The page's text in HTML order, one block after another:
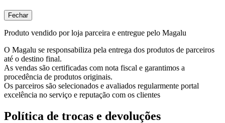
Fechar
Produto vendido por loja parceira e entregue pelo Magalu
O Magalu se responsabiliza pela entrega dos produtos de parceiros
até o destino final.
As vendas são certificadas com nota fiscal e garantimos a
procedência de produtos originais.
Os parceiros são selecionados e avaliados regularmente portal
excelência no serviço e reputação com os clientes
Política de trocas e devoluções